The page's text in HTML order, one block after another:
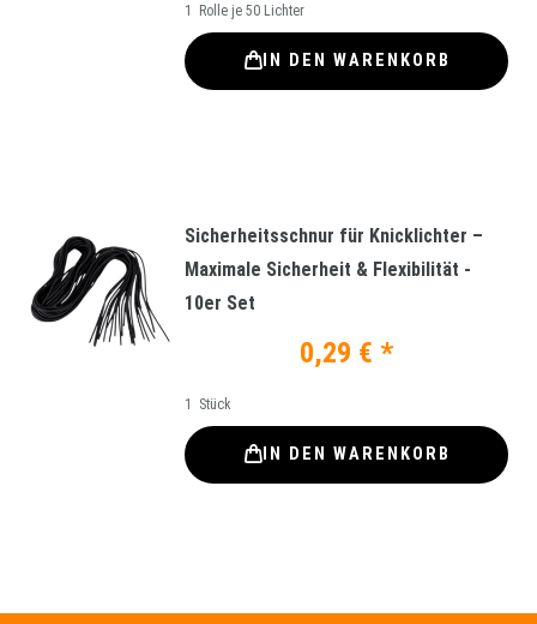
1 Rolle je 50 Lichter
IN DEN WARENKORB
Sicherheitsschnur für Knicklichter –
Maximale Sicherheit & Flexibilität -
10er Set
0,29 € *
1 Stück
IN DEN WARENKORB